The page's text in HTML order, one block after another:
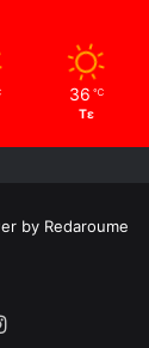
36 ℃
Τε
by Redaroume
Instagram